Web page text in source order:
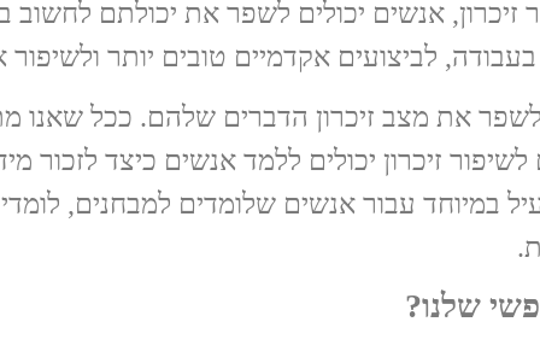
זיכרון, אנשים יכולים לשפר את יכולתם לחשוב
לביצועים אקדמיים טובים יותר
את מצב זיכרון הדברים שלהם. ככל שאנו
זיכרון יכולים ללמד אנשים כיצד לזכור
במיוחד עבור אנשים שלומדים למבחנים,
שלנו?